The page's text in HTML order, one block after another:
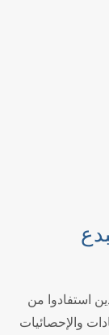
استفادوا من
والإحصائيات